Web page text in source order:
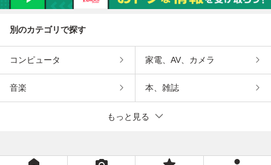
別のカテゴリで探す
コンピュータ 家電、AV、カメラ
音楽 本、雑誌
もっと見る